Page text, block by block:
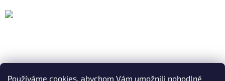
Používáme cookies, abychom Vám umožnili pohodlné